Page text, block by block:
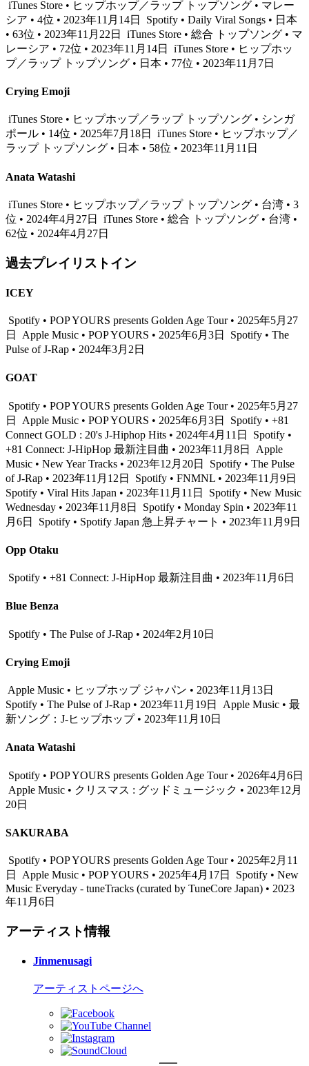
iTunes Store • ヒップホップ／ラップ トップソング • マレー
シア • 4位 • 2023年11月14日
Spotify • Daily Viral Songs • 日本
• 63位 • 2023年11月22日
iTunes Store • 総合 トップソング • マ
レーシア • 72位 • 2023年11月14日
iTunes Store • ヒップホッ
プ／ラップ トップソング • 日本 • 77位 • 2023年11月7日
Crying Emoji
iTunes Store • ヒップホップ／ラップ トップソング • シンガ
ポール • 14位 • 2025年7月18日
iTunes Store • ヒップホップ／
ラップ トップソング • 日本 • 58位 • 2023年11月11日
Anata Watashi
iTunes Store • ヒップホップ／ラップ トップソング • 台湾 • 3
位 • 2024年4月27日
iTunes Store • 総合 トップソング • 台湾 •
62位 • 2024年4月27日
過去プレイリストイン
ICEY
Spotify • POP YOURS presents Golden Age Tour • 2025年5月27
日
Apple Music • POP YOURS • 2025年6月3日
Spotify • The
Pulse of J-Rap • 2024年3月2日
GOAT
Spotify • POP YOURS presents Golden Age Tour • 2025年5月27
日
Apple Music • POP YOURS • 2025年6月3日
Spotify • +81
Connect GOLD : 20's J-Hiphop Hits • 2024年4月11日
Spotify •
+81 Connect: J-HipHop 最新注目曲 • 2023年11月8日
Apple
Music • New Year Tracks • 2023年12月20日
Spotify • The Pulse
of J-Rap • 2023年11月12日
Spotify • FNMNL • 2023年11月9日
Spotify • Viral Hits Japan • 2023年11月11日
Spotify • New Music
Wednesday • 2023年11月8日
Spotify • Monday Spin • 2023年11
月6日
Spotify • Spotify Japan 急上昇チャート • 2023年11月9日
Opp Otaku
Spotify • +81 Connect: J-HipHop 最新注目曲 • 2023年11月6日
Blue Benza
Spotify • The Pulse of J-Rap • 2024年2月10日
Crying Emoji
Apple Music • ヒップホップ ジャパン • 2023年11月13日
Spotify • The Pulse of J-Rap • 2023年11月19日
Apple Music • 最
新ソング：J-ヒップホップ • 2023年11月10日
Anata Watashi
Spotify • POP YOURS presents Golden Age Tour • 2026年4月6日
Apple Music • クリスマス : グッドミュージック • 2023年12月
20日
SAKURABA
Spotify • POP YOURS presents Golden Age Tour • 2025年2月11
日
Apple Music • POP YOURS • 2025年4月17日
Spotify • New
Music Everyday - tuneTracks (curated by TuneCore Japan) • 2023
年11月6日
アーティスト情報
Jinmenusagi
アーティストページへ